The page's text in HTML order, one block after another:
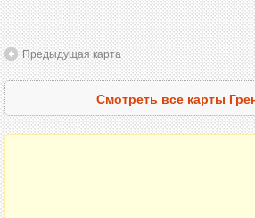
Предыдущая карта
Смотреть все карты